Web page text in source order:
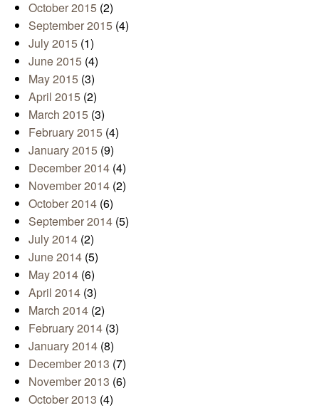
October 2015 (2)
September 2015 (4)
July 2015 (1)
June 2015 (4)
May 2015 (3)
April 2015 (2)
March 2015 (3)
February 2015 (4)
January 2015 (9)
December 2014 (4)
November 2014 (2)
October 2014 (6)
September 2014 (5)
July 2014 (2)
June 2014 (5)
May 2014 (6)
April 2014 (3)
March 2014 (2)
February 2014 (3)
January 2014 (8)
December 2013 (7)
November 2013 (6)
October 2013 (4)